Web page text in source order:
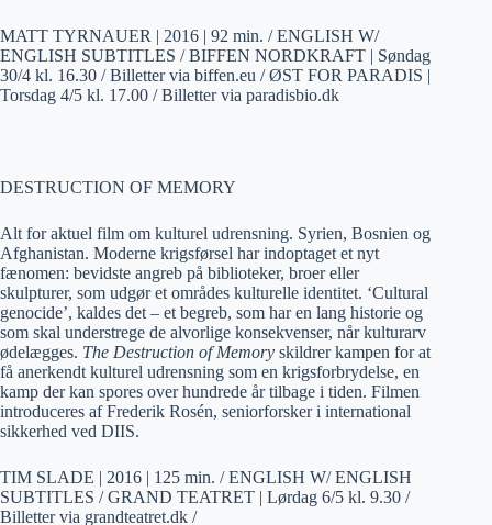
MATT TYRNAUER | 2016 | 92 min. / ENGLISH W/
ENGLISH SUBTITLES / BIFFEN NORDKRAFT | Søndag
30/4 kl. 16.30 / Billetter via biffen.eu / ØST FOR PARADIS |
Torsdag 4/5 kl. 17.00 / Billetter via paradisbio.dk
DESTRUCTION OF MEMORY
Alt for aktuel film om kulturel udrensning. Syrien, Bosnien og
Afghanistan. Moderne krigsførsel har indoptaget et nyt
fænomen: bevidste angreb på biblioteker, broer eller
skulpturer, som udgør et områdes kulturelle identitet. ‘Cultural
genocide’, kaldes det – et begreb, som har en lang historie og
som skal understrege de alvorlige konsekvenser, når kulturarv
ødelægges. The Destruction of Memory skildrer kampen for at
få anerkendt kulturel udrensning som en krigsforbrydelse, en
kamp der kan spores over hundrede år tilbage i tiden. Filmen
introduceres af Frederik Rosén, seniorforsker i international
sikkerhed ved DIIS.
TIM SLADE | 2016 | 125 min. / ENGLISH W/ ENGLISH
SUBTITLES / GRAND TEATRET | Lørdag 6/5 kl. 9.30 /
Billetter via grandteatret.dk /